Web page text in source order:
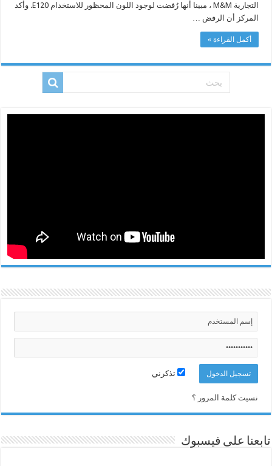
التجارية M&M ، مبينا أنها رُفضت لوجود اللون المحظور للاستخدام E120. وأكد
المركز أن الرفض …
أكمل القراءة »
تذكرني
نسيت كلمة المرور ؟
تابعنا على فيسبوك